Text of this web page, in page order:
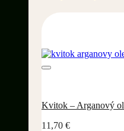
Kvitok – Arganový
11,70 €